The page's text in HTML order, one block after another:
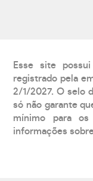
Esse site
registrado pela
2/1/2027. O selo
só não garante
mínimo para
informações